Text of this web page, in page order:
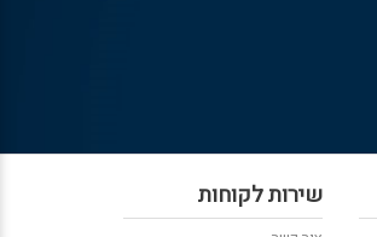
שירות לקוחות